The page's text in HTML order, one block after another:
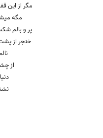
مگر از این
مگه
پر و بالم
خنجر از
از